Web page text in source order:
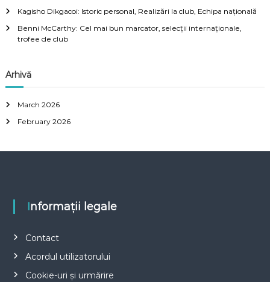
Kagisho Dikgacoi: Istoric personal, Realizări la club, Echipa națională
Benni McCarthy: Cel mai bun marcator, selecții internaționale,
trofee de club
Arhivă
March 2026
February 2026
Informații legale
Contact
Acordul utilizatorului
Cookie-uri și urmărire